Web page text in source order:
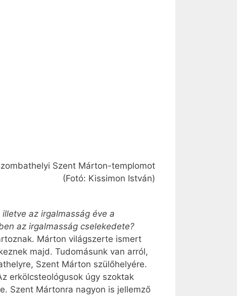
Szent Márton-templomot
(Fotó: Kissimon István)
az irgalmasság éve a
az irgalmasság cselekedete?
Márton világszerte ismert
majd. Tudomásunk van arról,
Szent Márton szülőhelyére.
erkölcsteológusok úgy szoktak
Szent Mártonra nagyon is jellemző